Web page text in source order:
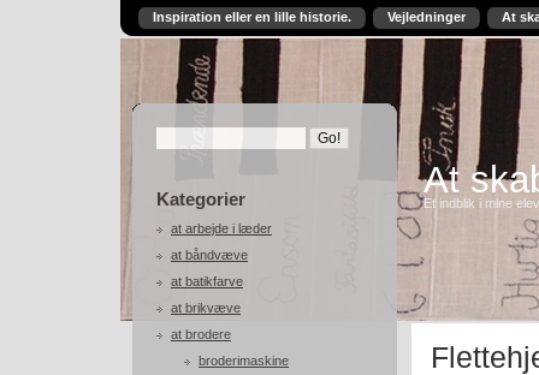
Inspiration eller en lille historie. Vejledninger At
Kategorier
at arbejde i læder
at båndvæve
at batikfarve
at brikvæve
at brodere
broderimaskine
At
Et indblik i mine